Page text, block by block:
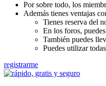
Por sobre todo, los
Además tienes ventajas
Tienes reserva del
En los foros,
También puedes
Puedes utilizar
registrarme